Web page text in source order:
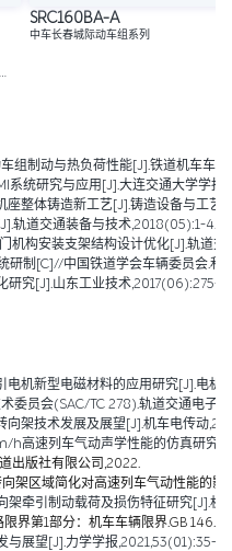
SRC160BA-A
中车长春城际动车组系列
组制动与热负荷性能[J].铁道机车车
系统研究与应用[J].大连交通大学学报
座整体铸造新工艺[J].铸造设备与工
轨道交通装备与技术,2018(05):1-4.
机构安装支架结构设计优化[J].轨道
研制[C]//中国铁道学会车辆委员会.
研究[J].山东工业技术,2017(06):275-
电机新型电磁材料的应用研究[J].电
委员会(SAC/TC 278).轨道交通电
向架技术发展及展望[J].机车电传动
h高速列车气动声学性能的仿真研究
出版社有限公司,2022.
架区域简化对高速列车气动性能的
架牵引制动载荷及损伤特征研究[J].机
界第1部分：机车车辆限界.GB
与展望[J].力学学报,2021,53(01):35-